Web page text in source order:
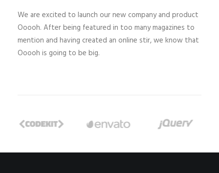
We are excited to launch our new company and product
Ooooh. After being featured in too many magazines to
mention and having created an online stir, we know that
Ooooh is going to be big.